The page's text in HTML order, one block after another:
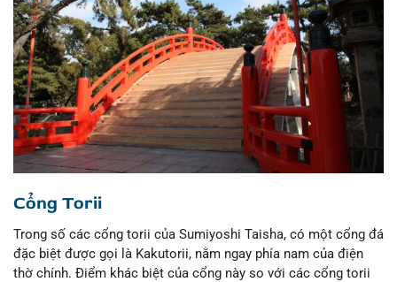
Cổng Torii
Trong số các cổng torii của Sumiyoshi Taisha, có một cổng đá
đặc biệt được gọi là Kakutorii, nằm ngay phía nam của điện
thờ chính. Điểm khác biệt của cổng này so với các cổng torii